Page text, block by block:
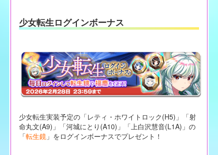
少女転生ログインボーナス
少女転生実装予定の「レティ・ホワイトロック(H5)」「射
命丸文(A9)」「河城にとり(A10)」「上白沢慧音(L1A)」の
「転生鏡」をログインボーナスでプレゼント！